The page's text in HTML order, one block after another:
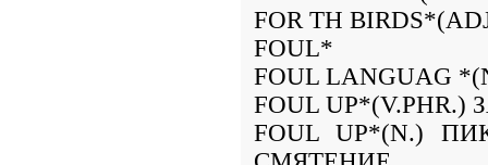
FOR TH
FOUL*
FOUL LANGUAG
FOUL
FOUL UP*(N.)